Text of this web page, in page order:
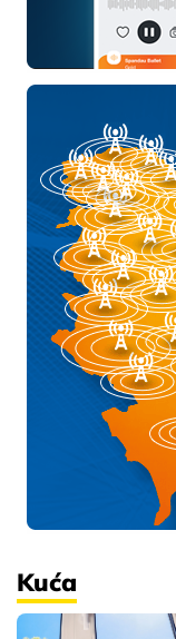
Kuća